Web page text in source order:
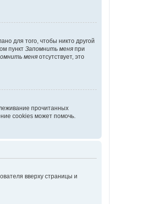
для того, чтобы никто другой
пункт Запомнить меня при
меня отсутствует, это
прочитанных
cookies может помочь.
вверху страницы и